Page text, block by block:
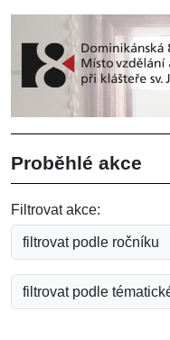
Proběhlé akce
Filtrovat akce: